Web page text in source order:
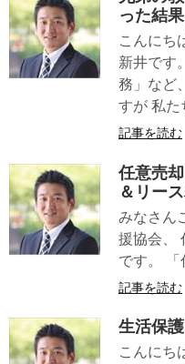
った結
こんにち
新井です
務」など
すが 私た
記事を読む
任意売
＆リー
みなさん
援協会、
です。 「
記事を読む
生活保
こんにち